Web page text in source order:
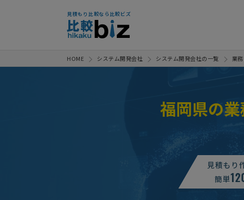
見積もり比較なら比較ビズ
HOME システム開発会社 システム開発会社の一覧 業
福岡県の
見積もり
簡単
【Kintoneのアプリ開発費用】の見積
業務用ソフト・システム開発、導入の